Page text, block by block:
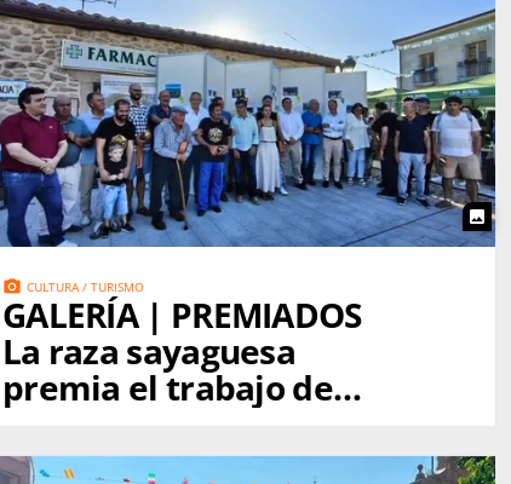
photo
photo_camera CULTURA / TURISMO
GALERÍA | PREMIADOS
La raza sayaguesa
premia el trabajo de
quienes la mantienen
viva